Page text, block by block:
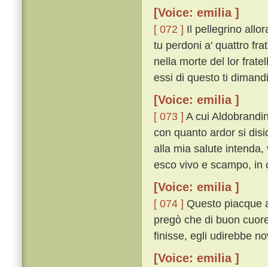
[Voice: emilia ]
[ 072 ] Il pellegrino
tu perdoni a' quattro
nella morte del lor
essi di questo ti
[Voice: emilia ]
[ 073 ] A cui
con quanto ardor si
alla mia salute
esco vivo e scampo, in
[Voice: emilia ]
[ 074 ] Questo piacque
pregò che di buon
finisse, egli udirebbe
[Voice: emilia ]